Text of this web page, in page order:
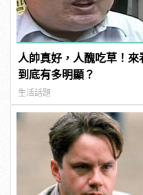
人帥真好，人醜吃草！
到底有多明顯？
生活話題